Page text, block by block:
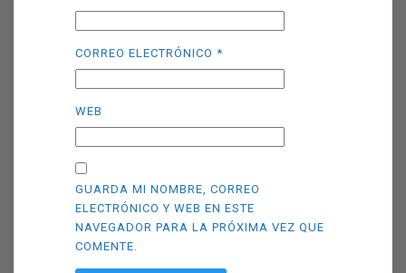
CORREO ELECTRÓNICO *
WEB
GUARDA MI NOMBRE, CORREO
ELECTRÓNICO Y WEB EN ESTE
NAVEGADOR PARA LA PRÓXIMA VEZ QUE
COMENTE.